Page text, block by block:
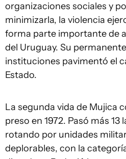
organizaciones sociales y
minimizarla, la violencia
forma parte importante de
del Uruguay. Su
instituciones pavimentó el
Estado.
La segunda vida de Mujica
preso en 1972. Pasó más
rotando por unidades
deplorables, con la